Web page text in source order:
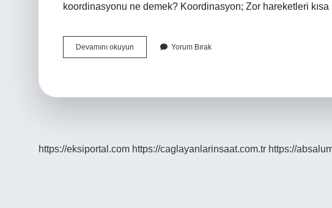
koordinasyonu ne demek? Koordinasyon; Zor hareketleri
Devamını okuyun
Beceri
Yorum Bırak
https://eksiportal.com https://caglayanlarinsaat.com.tr https://